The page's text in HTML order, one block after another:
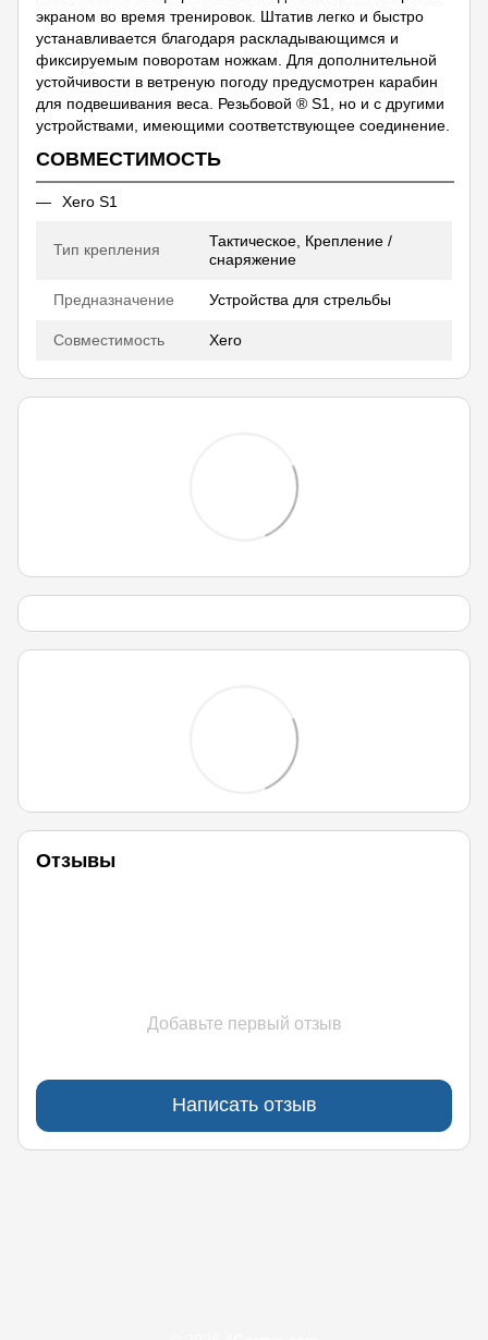
экраном во время тренировок. Штатив легко и быстро
устанавливается благодаря раскладывающимся и
фиксируемым поворотам ножкам. Для дополнительной
устойчивости в ветреную погоду предусмотрен карабин
для подвешивания веса. Резьбовой ® S1, но и с другими
устройствами, имеющими соответствующее соединение.
СОВМЕСТИМОСТЬ
Xero S1
Тип крепления
Тактическое, Крепление /
снаряжение
Предназначение Устройства для стрельбы
Совместимость Xero
Отзывы
Добавьте первый отзыв
Написать отзыв